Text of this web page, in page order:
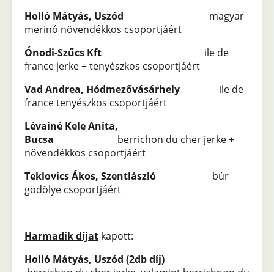
Holló Mátyás, Uszód magyar
merinó növendékkos csoportjáért
Ónodi-Szűcs Kft ile de
france jerke + tenyészkos csoportjáért
Vad Andrea, Hódmezővásárhely ile de
france tenyészkos csoportjáért
Lévainé Kele Anita,
Bucsa berrichon du cher jerke +
növendékkos csoportjáért
Teklovics Ákos, Szentlászló búr
gödölye csoportjáért
Harmadik díjat kapott:
Holló Mátyás, Uszód (2db díj)